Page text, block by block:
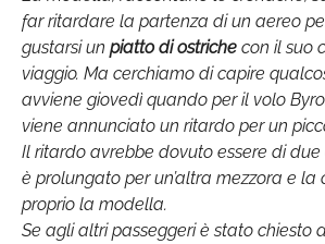
far ritardare la partenza di un aereo
gustarsi un piatto di ostriche con il suo
viaggio. Ma cerchiamo di capire
avviene giovedì quando per il volo
viene annunciato un ritardo per un
Il ritardo avrebbe dovuto essere di
è prolungato per un’altra mezzora e la
proprio la modella.
Se agli altri passeggeri è stato chiesto